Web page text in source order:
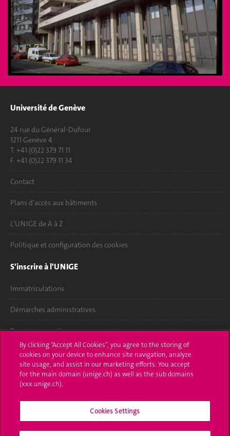
Université de Genève
24 rue du Général-Dufour
1211 Genève 4
T. +41 (0)22 379 71 11
F. +41 (0)22 379 11 34
Contact
Plans d'accès aux bâtiments
L'UNIGE de A à Z
Politique et configuration des cookies
S'inscrire à l'UNIGE
Immatriculations
Démarches administratives
Poser une question
L'UNIGE vous informe
UNIGE Mobile
By clicking “Accept All Cookies”, you agree to the storing of
cookies on your device to enhance site navigation, analyze
site usage, and assist in our marketing efforts. You accept
for the main domain (unige.ch) as well as the sub domains
(xxx.unige.ch).
Cookies Settings